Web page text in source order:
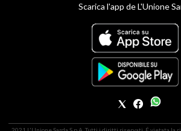
Scarica l'app de L'Unione
2021 L'Unione Sarda S.p.A. Tutti i diritti riservati. É vietata la